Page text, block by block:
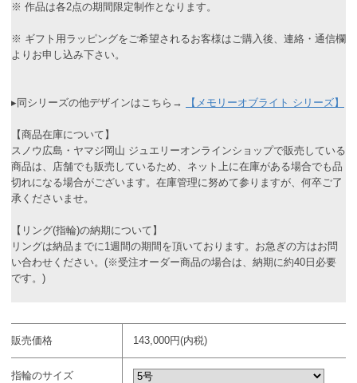
※ 作品は各2点の期間限定制作となります。
※ ギフト用ラッピングをご希望されるお客様はご購入後、連絡・通信欄
よりお申し込み下さい。
▸同シリーズの他デザインはこちら→ 【メモリーオブライト シリーズ】
【商品在庫について】
スノウ広島・ヤマジ岡山 ジュエリーオンラインショップで販売している
商品は、店舗でも販売しているため、ネット上に在庫がある場合でも品
切れになる場合がございます。在庫管理に努めて参りますが、何卒ご了
承くださいませ。
【リング(指輪)の納期について】
リングは納品までに1週間の期間を頂いております。お急ぎの方はお問
い合わせください。(※受注オーダー商品の場合は、納期に約40日必要
です。)
販売価格 143,000円(内税)
指輪のサイズ